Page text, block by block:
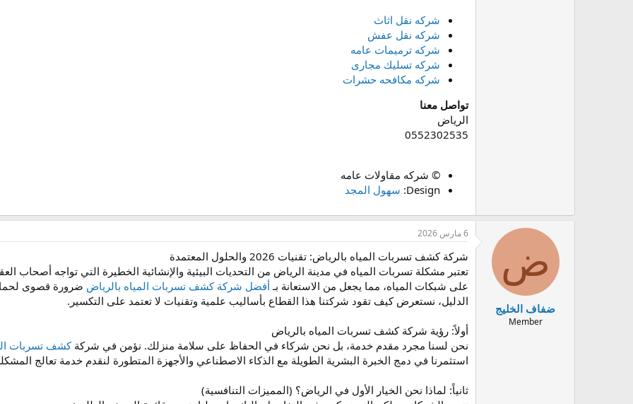
شركه نقل اثاث
شركه نقل عفش
شركه ترميمات عامه
شركه تسليك مجارى
شركه مكافحه حشرات
تواصل معنا
الرياض
0552302535
© شركه مقاولات عامه
Design: سهول المجد
ض
ضفاف الخليج
Member
6 مارس 2026
شركة كشف تسربات المياه بالرياض: تقنيات 2026 والحلول المعتمدة
تعتبر مشكلة تسربات المياه في مدينة الرياض من التحديات البيئية والإنشائية الخطيرة التي تواجه
على شبكات المياه، مما يجعل من الاستعانة بـأفضل شركة كشف تسربات المياه بالرياض ضرورة قصوى
الدليل، نستعرض كيف تقود شركتنا هذا القطاع بأساليب علمية وتقنيات لا تعتمد على التكسير.
أولاً: رؤية شركة كشف تسربات المياه بالرياض
نحن لسنا مجرد مقدم خدمة، بل نحن شركاء في الحفاظ على سلامة منزلك. نؤمن في شركةكشف تسربات
استثمرنا في دمج الخبرة البشرية الطويلة مع الذكاء الاصطناعي والأجهزة المتطورة لنقدم خدمة تعالج
ثانياً: لماذا نحن الخيار الأول في الرياض؟ (المميزات التنافسية)